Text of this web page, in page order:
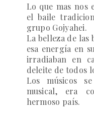
Lo que mas nos
el baile
grupo Gojyahei.
La belleza de
esa energía en
irradiaban en
deleite de todos
Los músicos
musical, era
hermoso país.